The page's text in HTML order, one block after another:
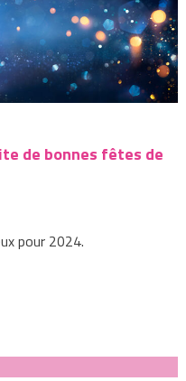
de bonnes fêtes de
pour 2024.